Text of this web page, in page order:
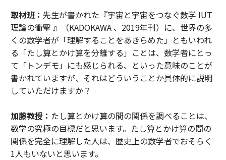
取材班： 先生が書かれた『宇宙と宇宙をつなぐ数学 IUT
理論の衝撃 』（KADOKAWA 、2019年刊）に、世界の多
くの数学者が「理解することをあきらめた」ともいわれ
る「たし算とかけ算を分離する」ことは、数学者にとっ
て「トンデモ」にも感じられる、といった意味のことが
書かれていますが、それはどういうことか具体的に説明
していただけますか？
加藤教授： たし算とかけ算の間の関係を調べることは、
数学の究極の目標だと思います。たし算とかけ算の間の
関係を完全に理解した人は、歴史上の数学者でおそらく
1人もいないと思います。